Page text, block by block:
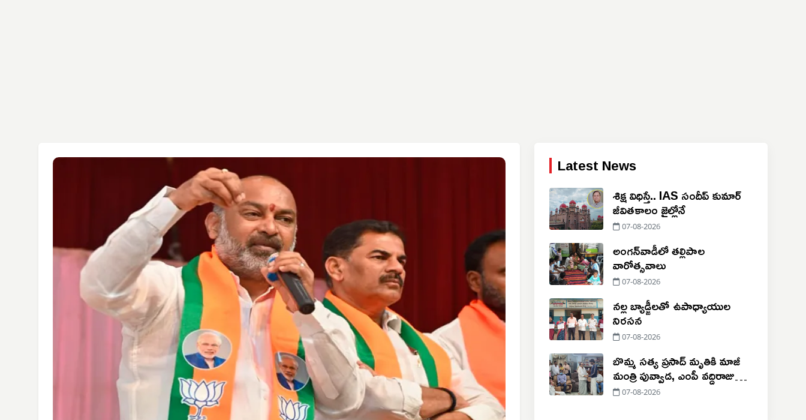
Latest News
శిక్ష విధిస్తే.. IAS సందీప్‌ కుమార్‌
జీవితకాలం జైల్లోనే
07-08-2026
అంగన్‌వాడీలో తల్లిపాల
వారోత్సవాలు
07-08-2026
నల్ల బ్యాడ్జీలతో ఉపాధ్యాయుల
నిరసన
07-08-2026
బొమ్మ సత్య ప్రసాద్ మృతికి మాజీ
మంత్రి పువ్వాడ, ఎంపీ వద్దిరాజు
సంతాపం
07-08-2026